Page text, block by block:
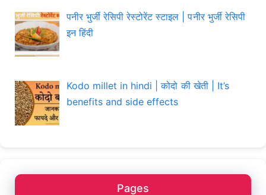
पनीर भुर्जी रेसिपी रेस्टोरेंट स्टाइल | पनीर भुर्जी रेसिपी
इन हिंदी
Kodo millet in hindi | कोदो की खेती | It’s
benefits and side effects
Pages